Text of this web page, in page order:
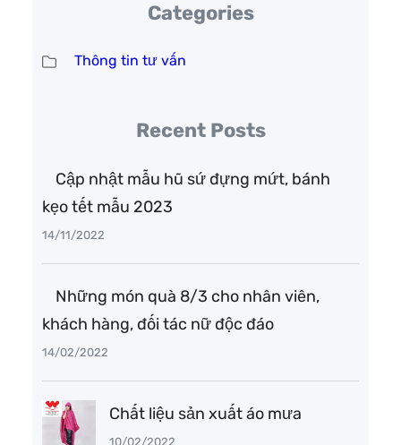
Categories
Thông tin tư vấn
Recent Posts
Cập nhật mẫu hũ sứ đựng mứt, bánh
kẹo tết mẫu 2023
14/11/2022
Những món quà 8/3 cho nhân viên,
khách hàng, đối tác nữ độc đáo
14/02/2022
Chất liệu sản xuất áo mưa
10/02/2022